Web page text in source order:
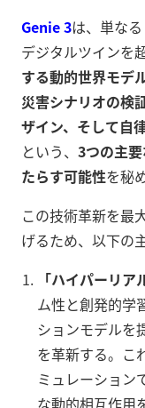
Genie 3は、単な
デジタルツインを
する動的世界モデル
災害シナリオの検
ザイン、そして自
という、 3つの主
たらす可能性を秘
この技術革新を最
げるため、以下の
「ハイパーリ
ム性と創発的学
ションモデルを
を革新する。こ
ミュレーション